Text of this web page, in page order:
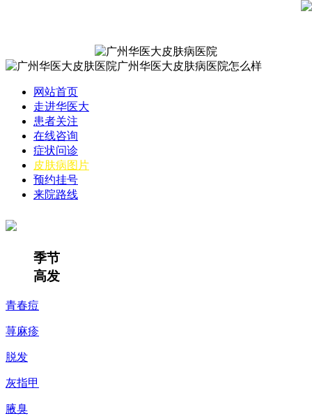
网站首页
走进华医大
患者关注
在线咨询
症状问诊
皮肤病图片
预约挂号
来院路线
季节
高发
青春痘
荨麻疹
脱发
灰指甲
腋臭